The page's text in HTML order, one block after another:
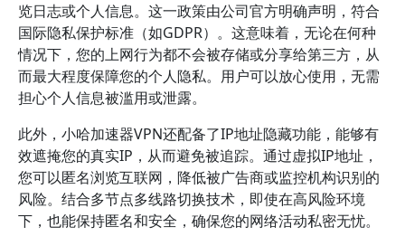
览日志或个人信息。这一政策由公司官方明确声明，符合
国际隐私保护标准（如GDPR）。这意味着，无论在何种
情况下，您的上网行为都不会被存储或分享给第三方，从
而最大程度保障您的个人隐私。用户可以放心使用，无需
担心个人信息被滥用或泄露。
此外，小哈加速器VPN还配备了IP地址隐藏功能，能够有
效遮掩您的真实IP，从而避免被追踪。通过虚拟IP地址，
您可以匿名浏览互联网，降低被广告商或监控机构识别的
风险。结合多节点多线路切换技术，即使在高风险环境
下，也能保持匿名和安全，确保您的网络活动私密无忧。